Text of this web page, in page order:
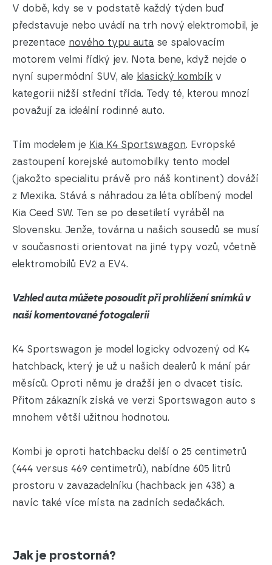
V době, kdy se v podstatě každý týden buď
představuje nebo uvádí na trh nový elektromobil, je
prezentace nového typu auta se spalovacím
motorem velmi řídký jev. Nota bene, když nejde o
nyní supermódní SUV, ale klasický kombík v
kategorii nižší střední třída. Tedy té, kterou mnozí
považují za ideální rodinné auto.
Tím modelem je Kia K4 Sportswagon. Evropské
zastoupení korejské automobilky tento model
(jakožto specialitu právě pro náš kontinent) dováží
z Mexika. Stává s náhradou za léta oblíbený model
Kia Ceed SW. Ten se po desetiletí vyráběl na
Slovensku. Jenže, továrna u našich sousedů se musí
v současnosti orientovat na jiné typy vozů, včetně
elektromobilů EV2 a EV4.
Vzhled auta můžete posoudit při prohlížení snímků v
naší komentované fotogalerii
K4 Sportswagon je model logicky odvozený od K4
hatchback, který je už u našich dealerů k mání pár
měsíců. Oproti němu je dražší jen o dvacet tisíc.
Přitom zákazník získá ve verzi Sportswagon auto s
mnohem větší užitnou hodnotou.
Kombi je oproti hatchbacku delší o 25 centimetrů
(444 versus 469 centimetrů), nabídne 605 litrů
prostoru v zavazadelníku (hachback jen 438) a
navíc také více místa na zadních sedačkách.
Jak je prostorná?